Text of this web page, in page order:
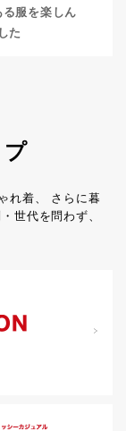
服を楽しん
た
れ着、
さらに暮
世代を問わず、